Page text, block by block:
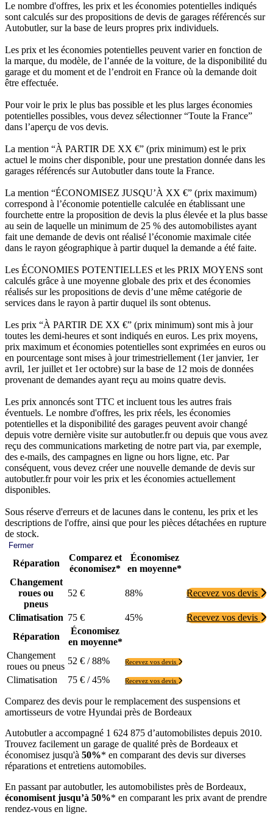
Le nombre d'offres, les prix et les économies potentielles indiqués
sont calculés sur des propositions de devis de garages référencés sur
Autobutler, sur la base de leurs propres prix individuels.
Les prix et les économies potentielles peuvent varier en fonction de
la marque, du modèle, de l’année de la voiture, de la disponibilité du
garage et du moment et de l’endroit en France où la demande doit
être effectuée.
Pour voir le prix le plus bas possible et les plus larges économies
potentielles possibles, vous devez sélectionner “Toute la France”
dans l’aperçu de vos devis.
La mention “À PARTIR DE XX €” (prix minimum) est le prix
actuel le moins cher disponible, pour une prestation donnée dans les
garages référencés sur Autobutler dans toute la France.
La mention “ÉCONOMISEZ JUSQU’À XX €” (prix maximum)
correspond à l’économie potentielle calculée en établissant une
fourchette entre la proposition de devis la plus élevée et la plus basse
au sein de laquelle un minimum de 25 % des automobilistes ayant
fait une demande de devis ont réalisé l’économie maximale citée
dans le rayon géographique à partir duquel la demande a été faite.
Les ÉCONOMIES POTENTIELLES et les PRIX MOYENS sont
calculés grâce à une moyenne globale des prix et des économies
réalisés sur les propositions de devis d’une même catégorie de
services dans le rayon à partir duquel ils sont obtenus.
Les prix “À PARTIR DE XX €” (prix minimum) sont mis à jour
toutes les demi-heures et sont indiqués en euros. Les prix moyens,
prix maximum et économies potentielles sont exprimées en euros ou
en pourcentage sont mises à jour trimestriellement (1er janvier, 1er
avril, 1er juillet et 1er octobre) sur la base de 12 mois de données
provenant de demandes ayant reçu au moins quatre devis.
Les prix annoncés sont TTC et incluent tous les autres frais
éventuels. Le nombre d'offres, les prix réels, les économies
potentielles et la disponibilité des garages peuvent avoir changé
depuis votre dernière visite sur autobutler.fr ou depuis que vous avez
reçu des communications marketing de notre part via, par exemple,
des e-mails, des campagnes en ligne ou hors ligne, etc. Par
conséquent, vous devez créer une nouvelle demande de devis sur
autobutler.fr pour voir les prix et les économies actuellement
disponibles.
Sous réserve d'erreurs et de lacunes dans le contenu, les prix et les
descriptions de l'offre, ainsi que pour les pièces détachées en rupture
de stock.
Fermer
Réparation
Comparez et
économisez*
Économisez
en moyenne*
Changement
roues ou
pneus
52 € 88% Recevez vos devis
Climatisation 75 € 45%
Recevez vos devis
Réparation
Économisez
en moyenne*
Changement
roues ou pneus
52 € / 88% Recevez vos devis
Climatisation 75 € / 45% Recevez vos devis
Comparez des devis pour le remplacement des suspensions et
amortisseurs de votre Hyundai près de Bordeaux
Autobutler a accompagné 1 624 875 d’automobilistes depuis 2010.
Trouvez facilement un garage de qualité près de Bordeaux et
économisez jusqu'à 50%* en comparant des devis sur diverses
réparations et entretiens automobiles.
En passant par autobutler, les automobilistes près de Bordeaux,
économisent jusqu’à 50%* en comparant les prix avant de prendre
rendez-vous en ligne.